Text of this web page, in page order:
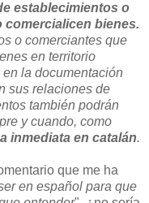
establecimientos o
comercialicen bienes.
o comerciantes que
en territorio
la documentación
sus relaciones de
también podrán
y cuando, como
inmediata en catalán.
que me ha
en español para que